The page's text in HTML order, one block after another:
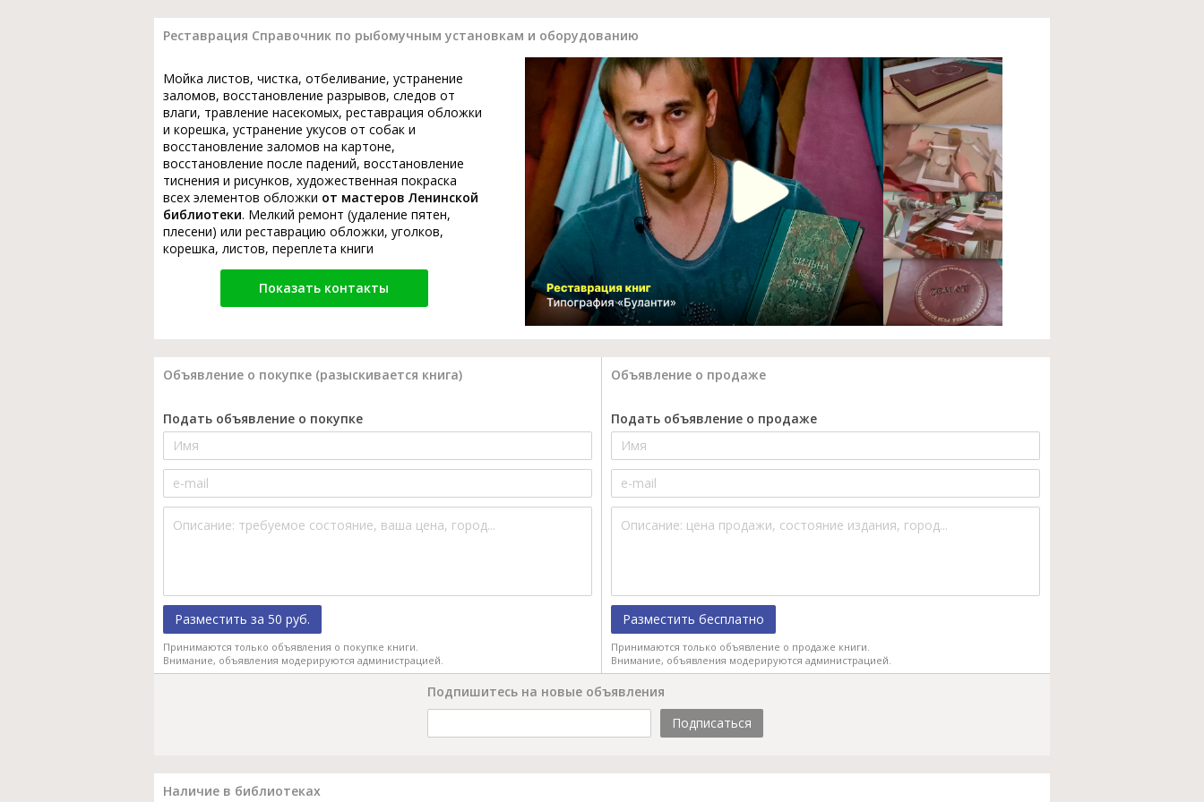
Реставрация Справочник по рыбомучным установкам и оборудованию
Мойка листов, чистка, отбеливание, устранение
заломов, восстановление разрывов, следов от
влаги, травление насекомых, реставрация обложки
и корешка, устранение укусов от собак и
восстановление заломов на картоне,
восстановление после падений, восстановление
тиснения и рисунков, художественная покраска
всех элементов обложки от мастеров Ленинской
библиотеки. Мелкий ремонт (удаление пятен,
плесени) или реставрацию обложки, уголков,
корешка, листов, переплета книги
Показать контакты
Объявление о покупке (разыскивается книга) Объявление о продаже
Подать объявление о покупке
Разместить за 50 руб.
Принимаются только объявления о покупке книги.
Внимание, объявления модерируются администрацией.
Подать объявление о продаже
Разместить бесплатно
Принимаются только объявление о продаже книги.
Внимание, объявления модерируются администрацией.
Подпишитесь на новые объявления
Подписаться
Наличие в библиотеках